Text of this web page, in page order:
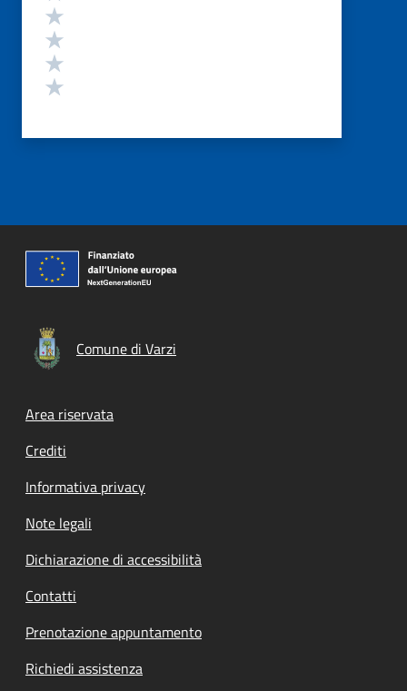
Comune di Varzi
Footer menu
Area riservata
Crediti
Informativa privacy
Note legali
Dichiarazione di accessibilità
Contatti
Prenotazione appuntamento
Richiedi assistenza